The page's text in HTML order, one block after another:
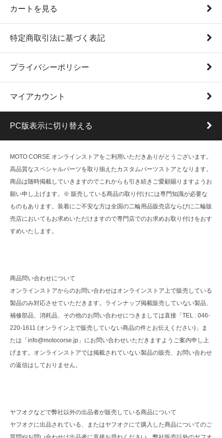
カートを見る
特定商取引法に基づく表記
プライバシーポリシー
マイアカウント
PC版表示に切り替える
MOTO CORSE オンラインストアをご利用いただきありがとうございます。
高品質なスペシャルパーツを取り揃えたカスタムパーツストアとなります。
商品は随時掲載していきますのでこれからも引き続きご愛顧賜りますようお
願い申し上げます。※ 販売している商品の取り付けには専門知識が必要な
ものもあります。装着にご不安な方は全国の二輪用品販売店ならびに二輪販
売店においてもお求めいただけますので専門店でのお求めお取り付けをおす
すめいたします。
商品問い合わせについて
オンラインストアからのお問い合わせはオンラインストア上で販売している
製品のみ対応させていただきます。ラインナップ掲載販売していない製品、
補修部品、消耗品、その他のお問い合わせにつきましては直接「TEL : 046-
220-1611 (オンライン上で販売していない商品の件とお伝えください)」ま
たは「info@motocorse.jp」にお問い合わせいただきますようご案内申し上
げます。オンラインストアでは掲載されていない製品の販売、お問い合わせ
の返信はしておりません。
ヤフオクなどで弊社以外の出品者が販売している商品について
ヤフオクに出品されている、またはヤフオクにて購入した商品についてのご